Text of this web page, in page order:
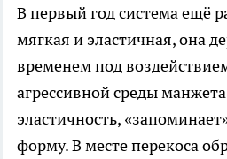
В первый год система ещё
мягкая и эластичная, она
временем под
агрессивной среды
эластичность,
форму. В месте перекоса